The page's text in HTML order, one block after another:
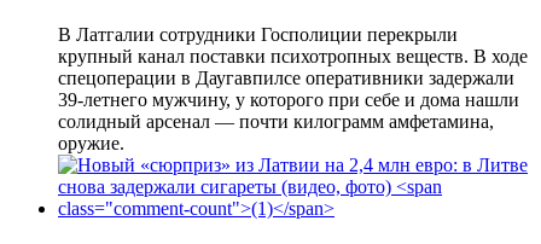
В Латгалии сотрудники Госполиции перекрыли
крупный канал поставки психотропных веществ. В ходе
спецоперации в Даугавпилсе оперативники задержали
39-летнего мужчину, у которого при себе и дома нашли
солидный арсенал — почти килограмм амфетамина,
оружие.